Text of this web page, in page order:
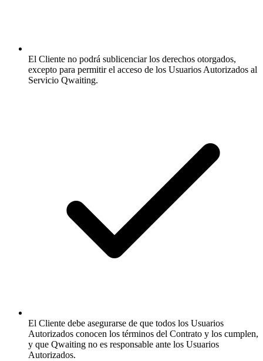
El Cliente no podrá sublicenciar los derechos otorgados,
excepto para permitir el acceso de los Usuarios Autorizados al
Servicio Qwaiting.
El Cliente debe asegurarse de que todos los Usuarios
Autorizados conocen los términos del Contrato y los cumplen,
y que Qwaiting no es responsable ante los Usuarios
Autorizados.